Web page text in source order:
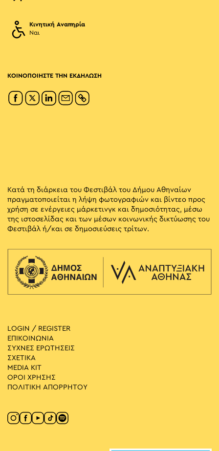
Κινητική Αναπηρία
Ναι
ΚΟΙΝΟΠΟΙΗΣΤΕ ΤΗΝ ΕΚΔΗΛΩΣΗ
Κατά τη διάρκεια του Φεστιβάλ του Δήμου Αθηναίων
πραγματοποιείται η λήψη φωτογραφιών και βίντεο προς
χρήση σε ενέργειες μάρκετινγκ και δημοσιότητας, μέσω
της ιστοσελίδας και των μέσων κοινωνικής δικτύωσης του
Φεστιβάλ ή/και σε δημοσιεύσεις τρίτων.
LOGIN / REGISTER
ΕΠΙΚΟΙΝΩΝΙΑ
ΣΥΧΝΕΣ ΕΡΩΤΗΣΕΙΣ
ΣΧΕΤΙΚΑ
MEDIA ΚIT
ΟΡΟΙ ΧΡΗΣΗΣ
ΠΟΛΙΤΙΚΗ ΑΠΟΡΡΗΤΟΥ